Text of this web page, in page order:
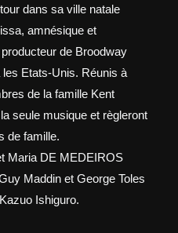
dans sa ville natale
amnésique et
de Broodway
Etats-Unis. Réunis à
de la famille Kent
seule musique et règleront
de famille.
Maria DE MEDEIROS
Maddin et George Toles
Ishiguro.